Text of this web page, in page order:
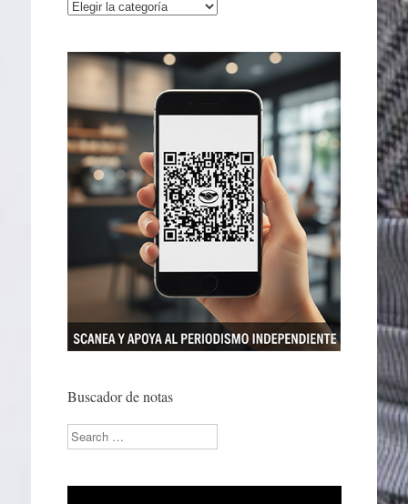
Categorías
Buscador de notas
Search